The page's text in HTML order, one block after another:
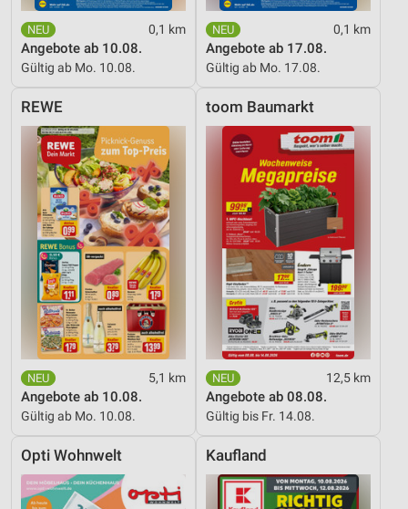
0,1 km
Angebote ab 10.08.
Gültig ab Mo. 10.08.
0,1 km
Angebote ab 17.08.
Gültig ab Mo. 17.08.
REWE
5,1 km
Angebote ab 10.08.
Gültig ab Mo. 10.08.
toom Baumarkt
12,5 km
Angebote ab 08.08.
Gültig bis Fr. 14.08.
Opti Wohnwelt Kaufland